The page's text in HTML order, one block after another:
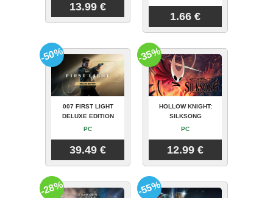
13.99 €
1.66 €
007 FIRST LIGHT
DELUXE EDITION
PC
39.49 €
-50%
HOLLOW KNIGHT:
SILKSONG
PC
12.99 €
-35%
-28% -55%